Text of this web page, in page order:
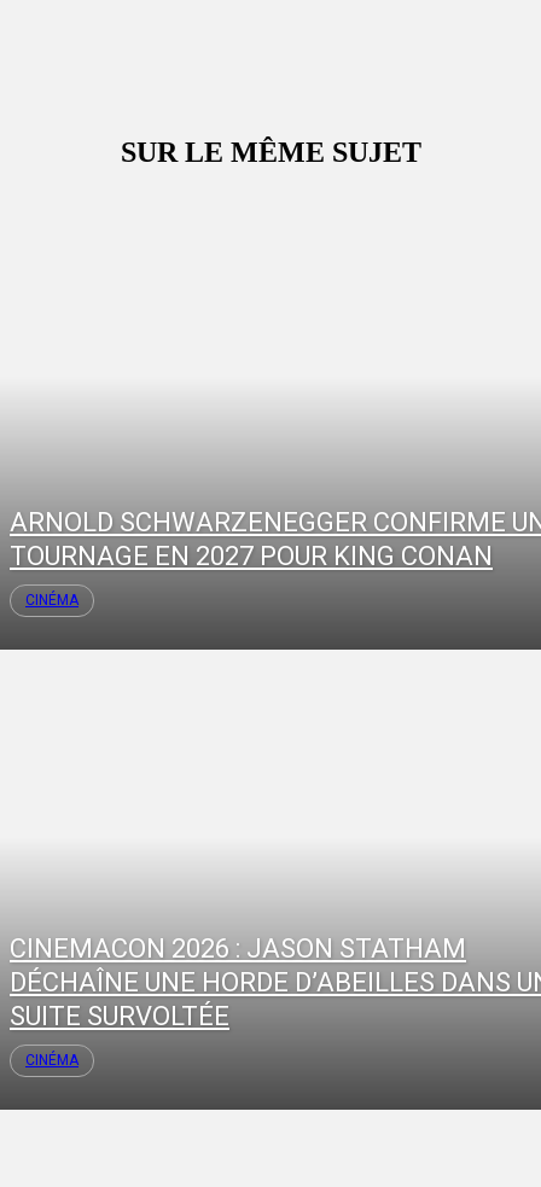
SUR LE MÊME SUJET
ARNOLD SCHWARZENEGGER CONFIRME
TOURNAGE EN 2027 POUR KING CONAN
CINÉMA
CINEMACON 2026 : JASON STATHAM
DÉCHAÎNE UNE HORDE D’ABEILLES DANS
SUITE SURVOLTÉE
CINÉMA